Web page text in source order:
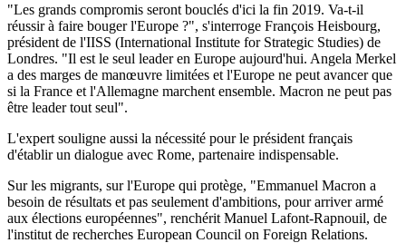
"Les grands compromis seront bouclés d'ici la fin 2019. Va-t-il
réussir à faire bouger l'Europe ?", s'interroge François Heisbourg,
président de l'IISS (International Institute for Strategic Studies) de
Londres. "Il est le seul leader en Europe aujourd'hui. Angela Merkel
a des marges de manœuvre limitées et l'Europe ne peut avancer que
si la France et l'Allemagne marchent ensemble. Macron ne peut pas
être leader tout seul".
L'expert souligne aussi la nécessité pour le président français
d'établir un dialogue avec Rome, partenaire indispensable.
Sur les migrants, sur l'Europe qui protège, "Emmanuel Macron a
besoin de résultats et pas seulement d'ambitions, pour arriver armé
aux élections européennes", renchérit Manuel Lafont-Rapnouil, de
l'institut de recherches European Council on Foreign Relations.